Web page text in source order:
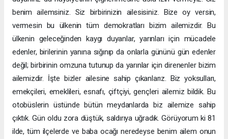
benim ailemsiniz. Siz birbirinizin ailesisiniz. Bize oy versin,
vermesin bu ülkenin tüm demokratları bizim ailemizdir. Bu
ülkenin geleceğinden kaygı duyanlar, yarınları için mücadele
edenler, birilerinin yanına sığınıp da onlarla gününü gün edenler
değil; birbirinin omzuna tutunup da yarınlar için direnenler bizim
ailemizdir. İşte bizler ailesine sahip çıkanlarız. Biz yoksulları,
emekçileri, emeklileri, esnafı, çiftçiyi, gençleri ailemiz bildik. Bu
otobüslerin üstünde bütün meydanlarda biz ailemize sahip
çıktık. Gün oldu zora düştük, saldırıya uğradık. Görüyorum ki 81
ilde, tüm ilçelerde ve baba ocağı neredeyse benim ailem onun